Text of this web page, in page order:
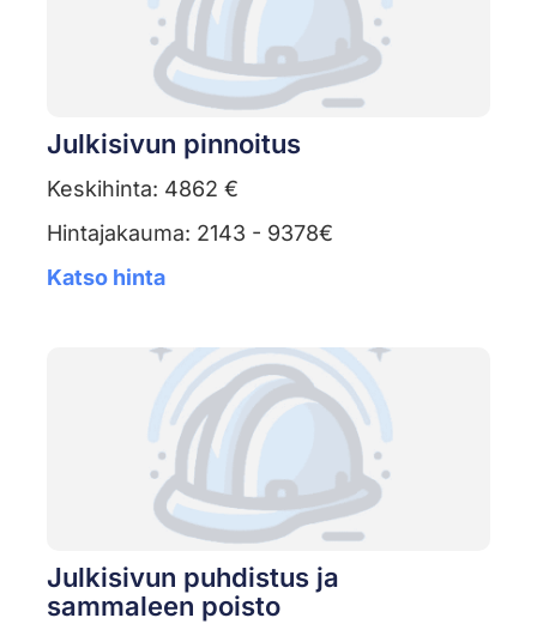
Julkisivun pinnoitus
Keskihinta: 4862 €
Hintajakauma: 2143 - 9378€
Katso hinta
Julkisivun puhdistus ja
sammaleen poisto